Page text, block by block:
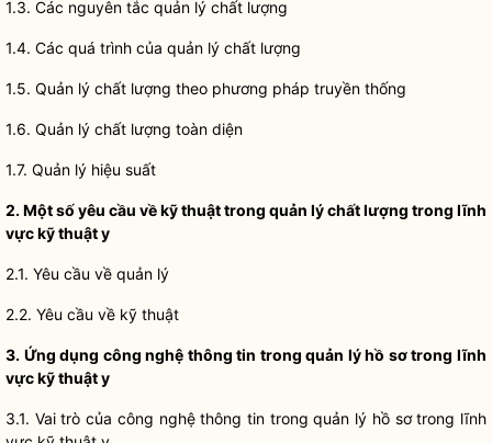
1.3. Các nguyên tắc quản lý chất lượng
1.4. Các quá trình của quản lý chất lượng
1.5. Quản lý chất lượng theo phương pháp truyền thống
1.6. Quản lý chất lượng toàn diện
1.7. Quản lý hiệu suất
2. Một số yêu cầu về kỹ thuật trong quản lý chất lượng trong lĩnh
vực kỹ thuật y
2.1. Yêu cầu về quản lý
2.2. Yêu cầu về kỹ thuật
3. Ứng dụng công nghệ thông tin trong quản lý hồ sơ trong lĩnh
vực kỹ thuật y
3.1. Vai trò của công nghệ thông tin trong quản lý hồ sơ trong lĩnh